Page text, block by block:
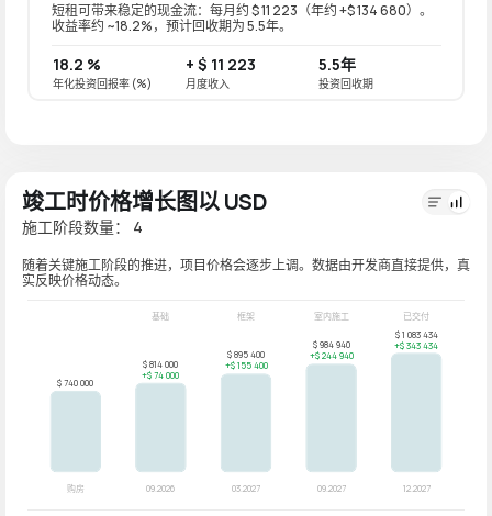
短租可带来稳定的现金流：每月约 $ 11 223（年约 +$ 134 680）。
收益率约 ~18.2%，预计回收期为 5.5年。
18.2 %
年化投资回报率 (%)
+ $ 11 223
月度收入
5.5年
投资回收期
竣工时价格增长图以 USD
施工阶段数量： 4
随着关键施工阶段的推进，项目价格会逐步上调。数据由开发商直接提供，真
实反映价格动态。